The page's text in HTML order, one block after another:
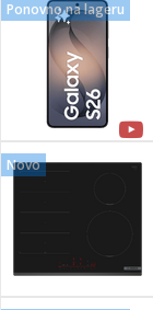
Ponovno na lageru
Novo